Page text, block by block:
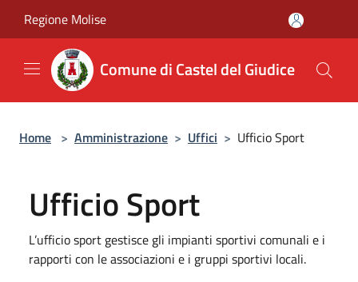
Regione Molise
Comune di Castel del Giudice
Home > Amministrazione > Uffici > Ufficio Sport
Ufficio Sport
L’ufficio sport gestisce gli impianti sportivi comunali e i
rapporti con le associazioni e i gruppi sportivi locali.